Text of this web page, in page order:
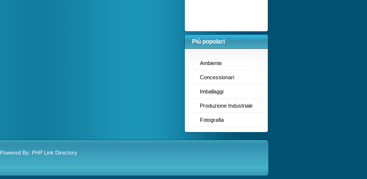
Più popolari
Ambiente
Concessionari
Imballaggi
Produzione Industriale
Fotografia
Powered By: PHP Link Directory